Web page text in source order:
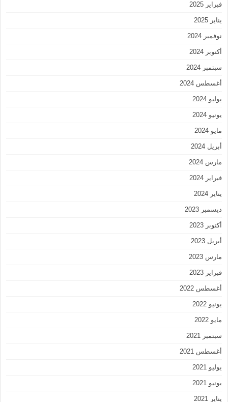
فبراير 2025
يناير 2025
نوفمبر 2024
أكتوبر 2024
سبتمبر 2024
أغسطس 2024
يوليو 2024
يونيو 2024
مايو 2024
أبريل 2024
مارس 2024
فبراير 2024
يناير 2024
ديسمبر 2023
أكتوبر 2023
أبريل 2023
مارس 2023
فبراير 2023
أغسطس 2022
يونيو 2022
مايو 2022
سبتمبر 2021
أغسطس 2021
يوليو 2021
يونيو 2021
يناير 2021